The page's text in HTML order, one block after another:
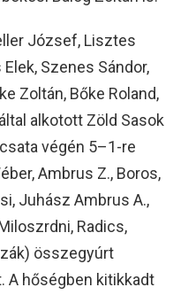
József, Lisztes
Szenes Sándor,
Zoltán, Bőke Roland,
alkotott Zöld Sasok
végén 5–1-re
Ambrus Z., Boros,
Juhász Ambrus A.,
Radics,
összegyúrt
A hőségben kitikkadt